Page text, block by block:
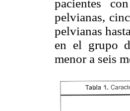
pacientes
pelvianas,
pelvianas
en el grupo
menor a seis